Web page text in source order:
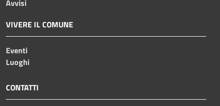
Avvisi
VIVERE IL COMUNE
Eventi
Luoghi
CONTATTI